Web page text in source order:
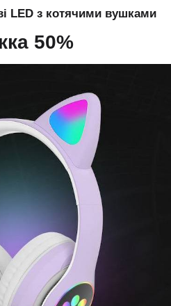
LED з котячими вушками
50%